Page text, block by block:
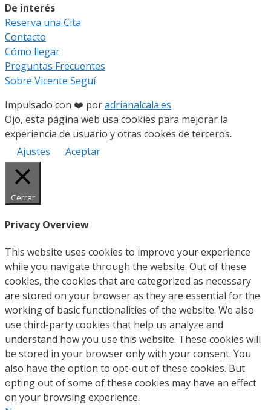
De interés
Reserva una Cita
Contacto
Cómo llegar
Preguntas Frecuentes
Sobre Vicente Seguí
Impulsado con ❤️ poradrianalcala.es
Ojo, esta página web usa cookies para mejorar la
experiencia de usuario y otras cookes de terceros.
Ajustes
Aceptar
Cerrar
Privacy Overview
This website uses cookies to improve your experience
while you navigate through the website. Out of these
cookies, the cookies that are categorized as necessary
are stored on your browser as they are essential for the
working of basic functionalities of the website. We also
use third-party cookies that help us analyze and
understand how you use this website. These cookies will
be stored in your browser only with your consent. You
also have the option to opt-out of these cookies. But
opting out of some of these cookies may have an effect
on your browsing experience.